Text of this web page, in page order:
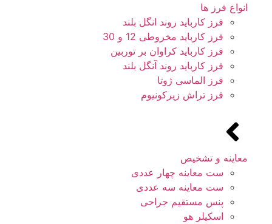
انواع فرز ها
فرز کارباید روند انگل بلند
فرز کارباید مخروطی 12 و 30
فرز کارباید کراوان بر توربین
فرز کارباید روند آنگل بلند
فرز الماسی ژوتا
فرز تراش زیرکونیوم
معاینه و تشخیص
ست معاینه چهار عددی
ست معاینه سه عددی
پنس مستقیم جراحی
اسکیلر هو